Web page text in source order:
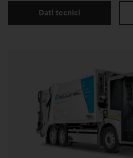
Dati tecnici